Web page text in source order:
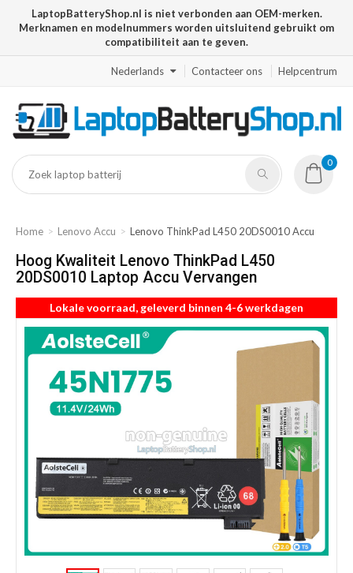
LaptopBatteryShop.nl is niet verbonden aan OEM-merken.
Merknamen en modelnummers worden uitsluitend gebruikt om
compatibiliteit aan te geven.
Nederlands Contacteer ons Helpcentrum
0
Home Lenovo Accu Lenovo ThinkPad L450 20DS0010 Accu
Hoog Kwaliteit Lenovo ThinkPad L450
20DS0010 Laptop Accu Vervangen
Lokale voorraad, geleverd binnen 4-6 werkdagen